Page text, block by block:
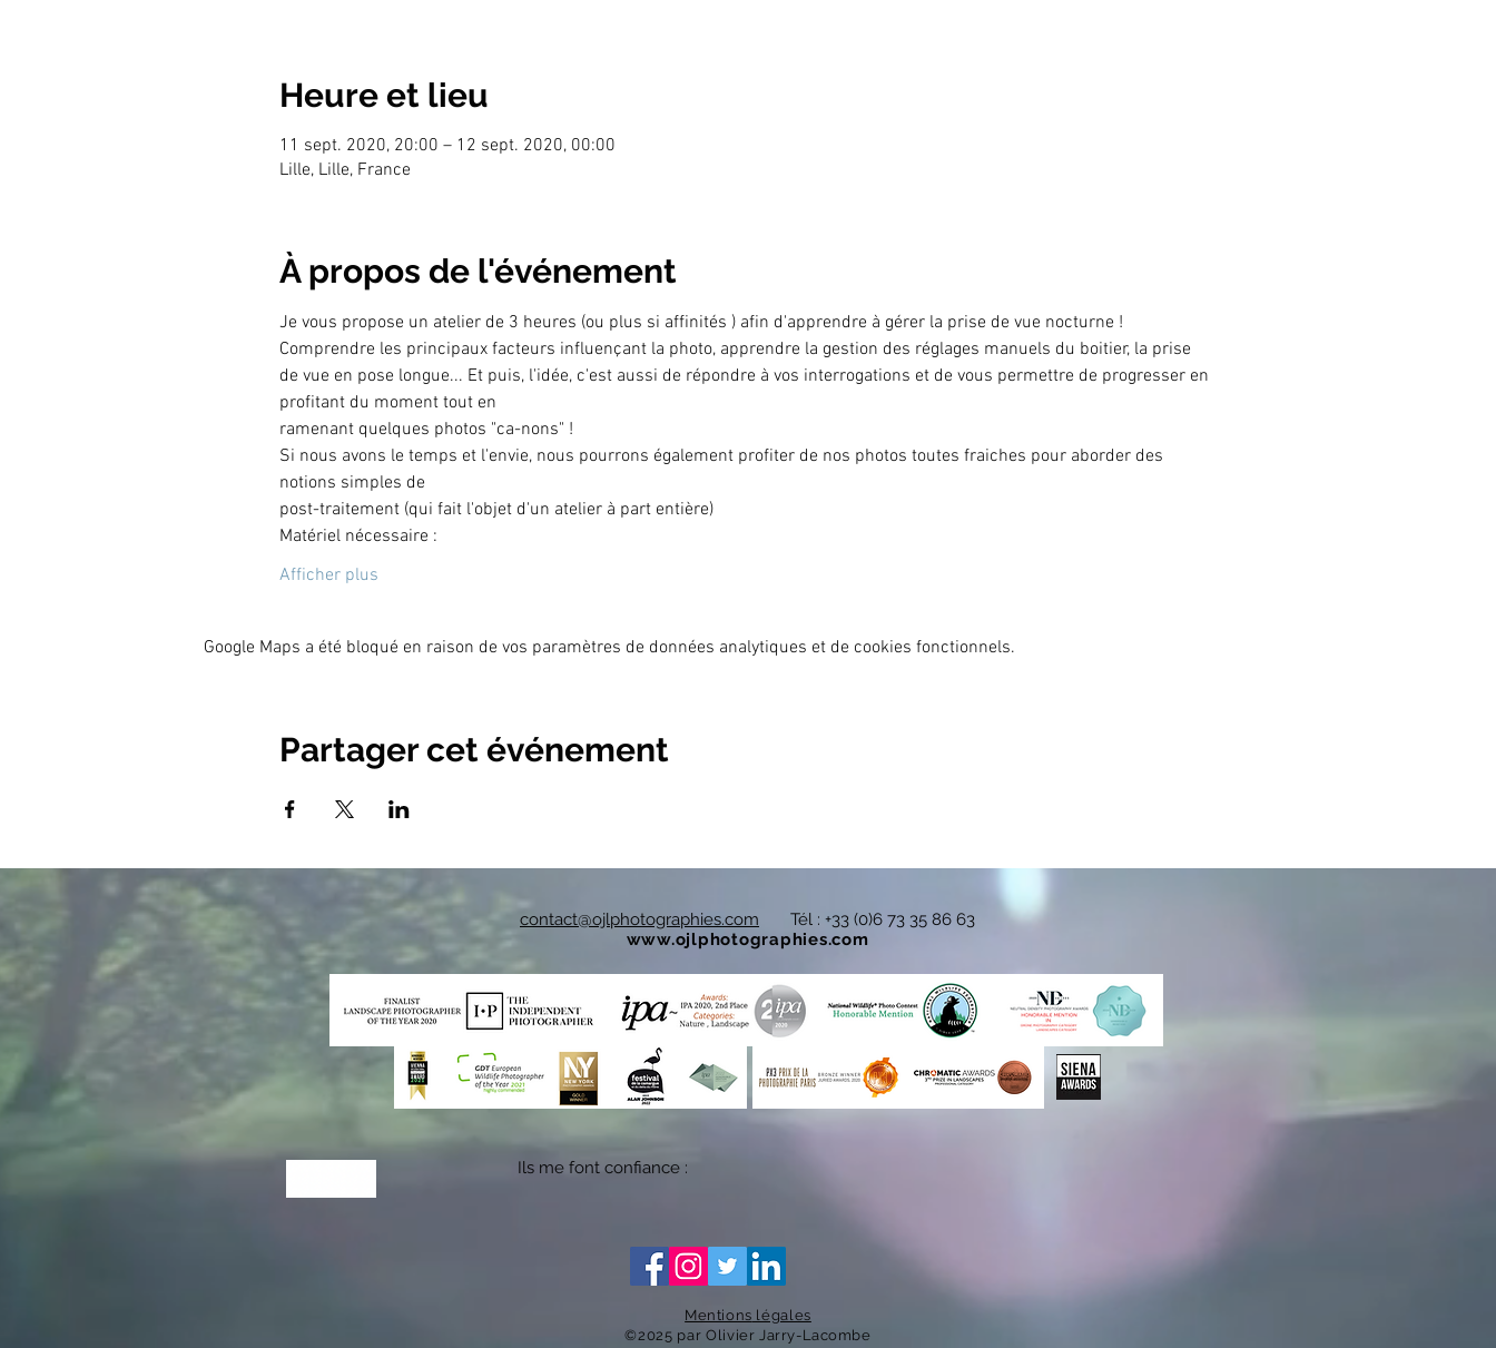
Heure et lieu
11 sept. 2020, 20:00 – 12 sept. 2020, 00:00
Lille, Lille, France
À propos de l'événement
Je vous propose un atelier de 3 heures (ou plus si affinités ) afin d'apprendre à gérer la prise de vue nocturne !
Comprendre les principaux facteurs influençant la photo, apprendre la gestion des réglages manuels du boitier, la prise
de vue en pose longue... Et puis, l'idée, c'est aussi de répondre à vos interrogations et de vous permettre de progresser en
profitant du moment tout en
ramenant quelques photos "ca-nons" !
Si nous avons le temps et l'envie, nous pourrons également profiter de nos photos toutes fraiches pour aborder des
notions simples de
post-traitement (qui fait l'objet d'un atelier à part entière)
Matériel nécessaire :
Afficher plus
Google Maps a été bloqué en raison de vos paramètres de données analytiques et de cookies fonctionnels.
Partager cet événement
contact@ojlphotographies.com Tél : +33 (0)6 73 35 86 63
www.ojlphotographies.com
Ils me font confiance :
Mentions légales
©2025 par OlivierJarry-Lacombe